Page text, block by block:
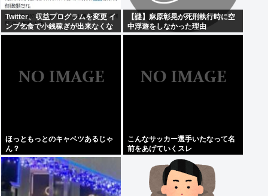
Twitter、収益プログラムを変更 イ
ンプ乞食で小銭稼ぎが出来なくな
る…
【謎】麻原彰晃が死刑執行時に空
中浮遊をしなかった理由
ほっともっとのキャベツあるじゃ
ん？
こんなサッカー選手いたなって名
前をあげていくスレ